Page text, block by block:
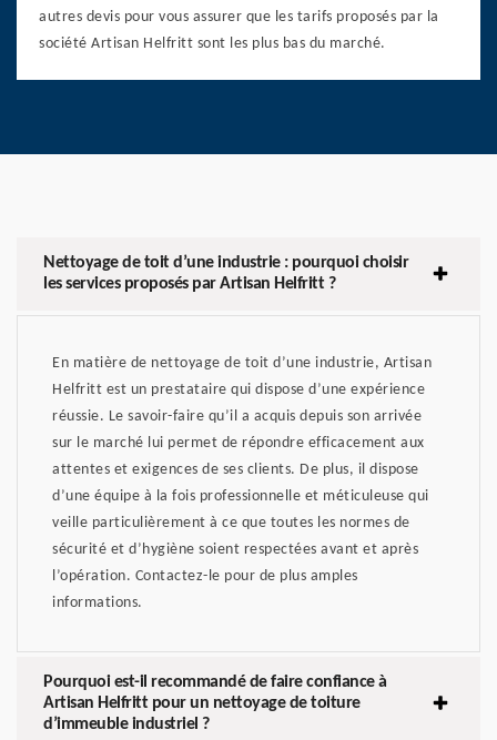
autres devis pour vous assurer que les tarifs proposés par la
société Artisan Helfritt sont les plus bas du marché.
Nettoyage de toit d’une industrie : pourquoi choisir
les services proposés par Artisan Helfritt ?
En matière de nettoyage de toit d’une industrie, Artisan
Helfritt est un prestataire qui dispose d’une expérience
réussie. Le savoir-faire qu’il a acquis depuis son arrivée
sur le marché lui permet de répondre efficacement aux
attentes et exigences de ses clients. De plus, il dispose
d’une équipe à la fois professionnelle et méticuleuse qui
veille particulièrement à ce que toutes les normes de
sécurité et d’hygiène soient respectées avant et après
l’opération. Contactez-le pour de plus amples
informations.
Pourquoi est-il recommandé de faire confiance à
Artisan Helfritt pour un nettoyage de toiture
d’immeuble industriel ?